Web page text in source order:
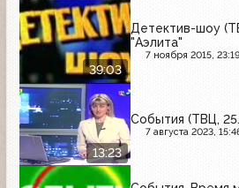
39:03
Детектив-шоу
"Аэлита"
7 ноября 2015, 23:19
13:23
События (ТВЦ,
7 августа 2023,